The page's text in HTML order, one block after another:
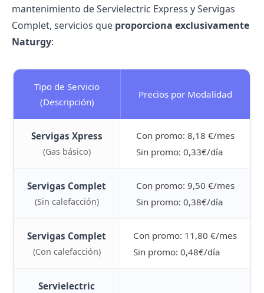
mantenimiento de Servielectric Express y Servigas
Complet, servicios que proporciona exclusivamente
Naturgy:
Tipo de Servicio
(Descripción)
Precios por Modalidad
Servigas Xpress
(Gas básico)
Con promo: 8,18 €/mes
Sin promo: 0,33€/día
Servigas Complet
(Sin calefacción)
Con promo: 9,50 €/mes
Sin promo: 0,38€/día
Servigas Complet
(Con calefacción)
Con promo: 11,80 €/mes
Sin promo: 0,48€/día
Servielectric